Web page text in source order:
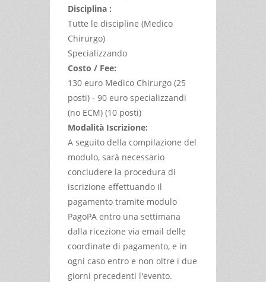
Disciplina :
Tutte le discipline (Medico
Chirurgo)
Specializzando
Costo / Fee:
130 euro Medico Chirurgo (25
posti) - 90 euro specializzandi
(no ECM) (10 posti)
Modalità Iscrizione:
A seguito della compilazione del
modulo, sarà necessario
concludere la procedura di
iscrizione effettuando il
pagamento tramite modulo
PagoPA entro una settimana
dalla ricezione via email delle
coordinate di pagamento, e in
ogni caso entro e non oltre i due
giorni precedenti l'evento.